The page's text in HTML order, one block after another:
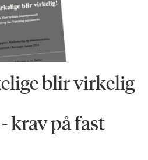
blir virkelig
krav på fast